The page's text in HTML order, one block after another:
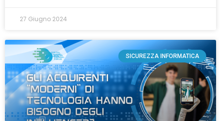
27 Giugno 2024
SICUREZZA INFORMATICA